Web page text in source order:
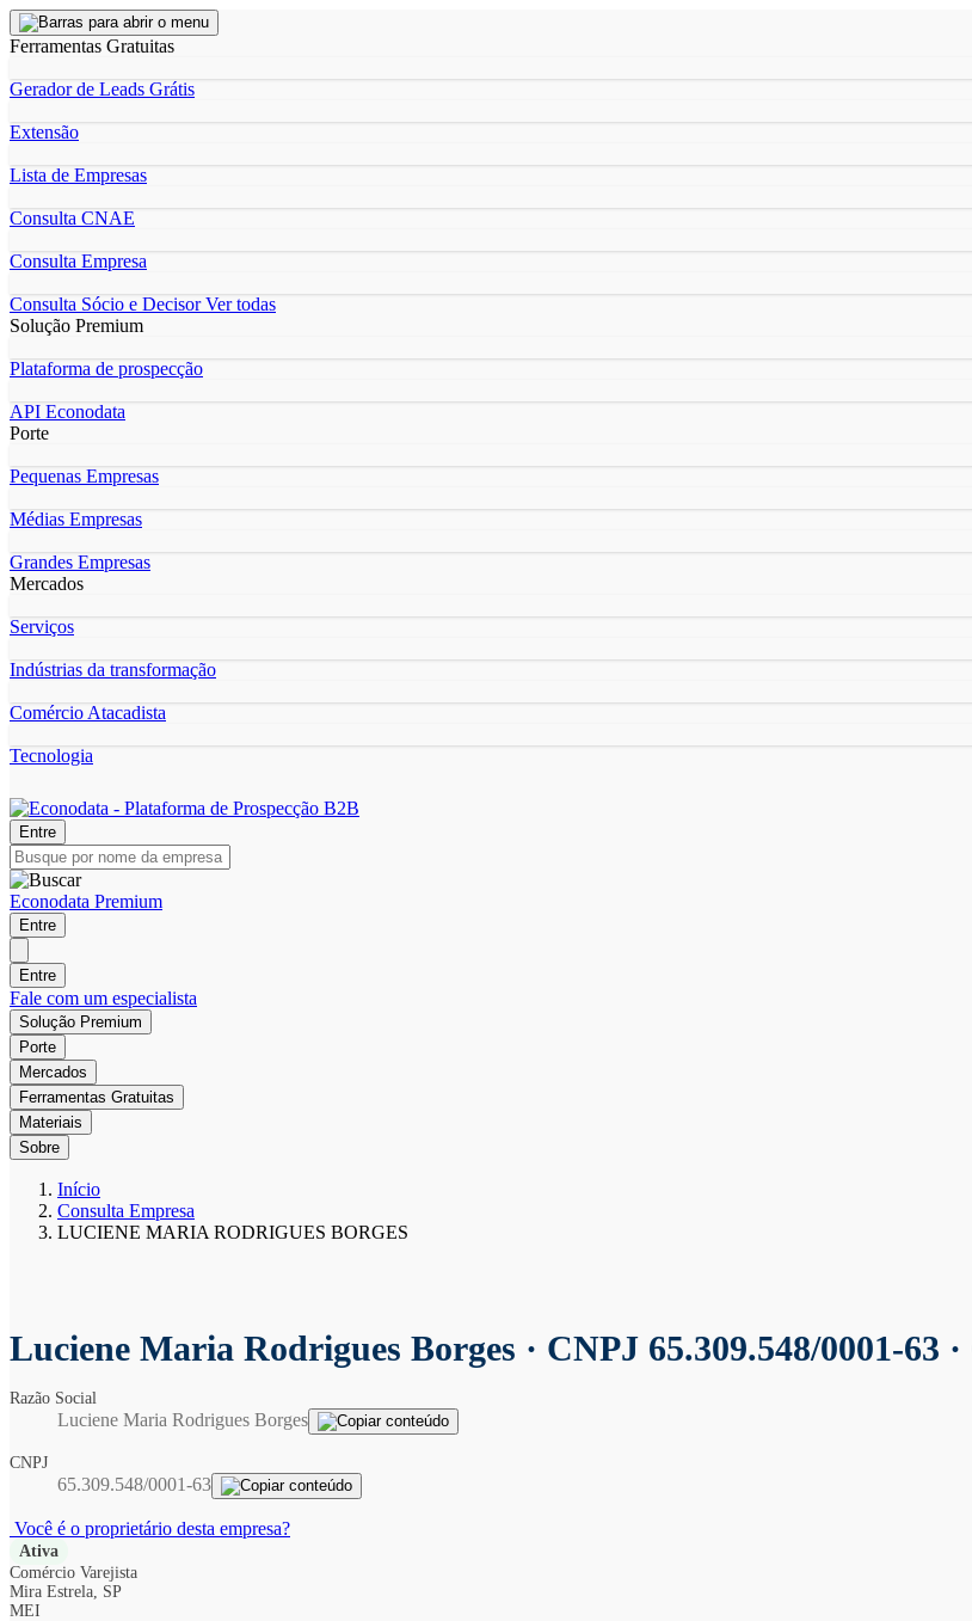
Ferramentas Gratuitas
Gerador de Leads Grátis
Extensão
Lista de Empresas
Consulta CNAE
Consulta Empresa
Consulta Sócio e DecisorVer todas
Solução Premium
Plataforma de prospecção
API Econodata
Porte
Pequenas Empresas
Médias Empresas
Grandes Empresas
Mercados
Serviços
Indústrias da transformação
Comércio Atacadista
Tecnologia
Entre
Econodata Premium
Entre
Entre
Fale com um especialista
Solução Premium
Porte
Mercados
Ferramentas Gratuitas
Materiais
Sobre
Início
Consulta Empresa
LUCIENE MARIA RODRIGUES BORGES
Luciene Maria Rodrigues Borges · CNPJ 65.309.548/0001-63
Razão Social
Luciene Maria Rodrigues Borges
CNPJ
65.309.548/0001-63
Você é o proprietário desta empresa?
Ativa
Comércio Varejista
Mira Estrela, SP
MEI